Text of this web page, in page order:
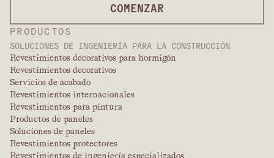
PRODUCTOS
SOLUCIONES DE INGENIERÍA PARA LA CONSTRUCCIÓN
Revestimientos decorativos para hormigón
Revestimientos decorativos
Servicios de acabado
Revestimientos internacionales
Revestimientos para pintura
Productos de paneles
Soluciones de paneles
Revestimientos protectores
Revestimientos de ingeniería especializados
COMENZAR